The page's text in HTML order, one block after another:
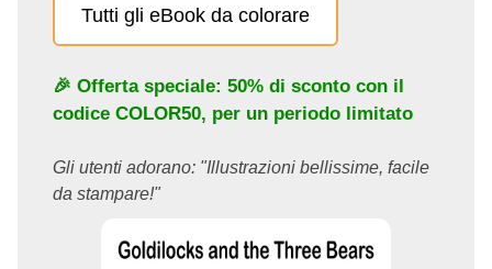
Tutti gli eBook da colorare
🎉 Offerta speciale: 50% di sconto con il
codice COLOR50, per un periodo limitato
Gli utenti adorano: "Illustrazioni bellissime, facile
da stampare!"